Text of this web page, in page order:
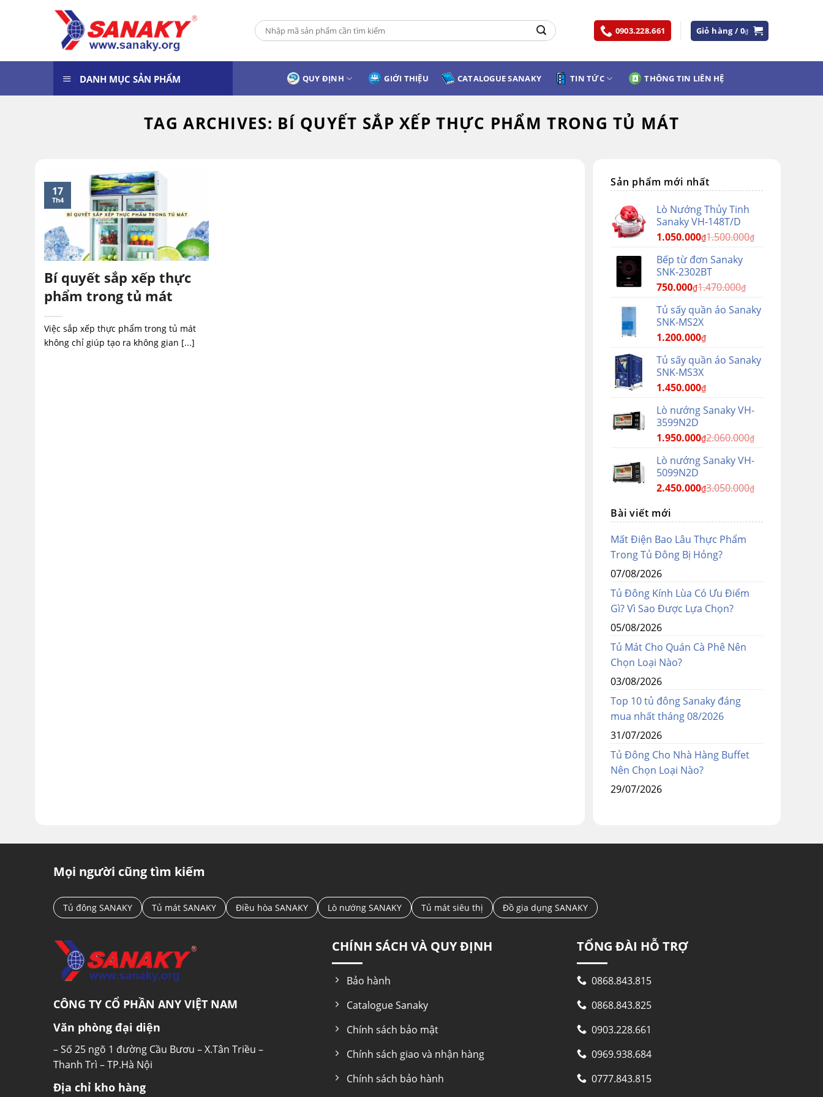
Tìm
kiếm:
0903.228.661 Giỏ hàng /0₫
DANH MỤC SẢN PHẨM QUY ĐỊNH GIỚI THIỆU CATALOGUE SANAKY TIN TỨC THÔNG TIN LIÊN HỆ
TAG ARCHIVES: BÍ QUYẾT SẮP XẾP THỰC PHẨM TRONG TỦ MÁT
Bí quyết sắp xếp thực
phẩm trong tủ mát
Việc sắp xếp thực phẩm trong tủ mát
không chỉ giúp tạo ra không gian [...]
17
Th4
Sản phẩm mới nhất
Lò Nướng Thủy Tinh
Sanaky VH-148T/D
1.050.000₫1.500.000₫
Bếp từ đơn Sanaky
SNK-2302BT
750.000₫1.470.000₫
Tủ sấy quần áo Sanaky
SNK-MS2X
1.200.000₫
Tủ sấy quần áo Sanaky
SNK-MS3X
1.450.000₫
Lò nướng Sanaky VH-
3599N2D
1.950.000₫2.060.000₫
Lò nướng Sanaky VH-
5099N2D
2.450.000₫3.050.000₫
Bài viết mới
Mất Điện Bao Lâu Thực Phẩm
Trong Tủ Đông Bị Hỏng?
07/08/2026
Tủ Đông Kính Lùa Có Ưu Điểm
Gì? Vì Sao Được Lựa Chọn?
05/08/2026
Tủ Mát Cho Quán Cà Phê Nên
Chọn Loại Nào?
03/08/2026
Top 10 tủ đông Sanaky đáng
mua nhất tháng 08/2026
31/07/2026
Tủ Đông Cho Nhà Hàng Buffet
Nên Chọn Loại Nào?
29/07/2026
Mọi người cũng tìm kiếm
Tủ đông SANAKY Tủ mát SANAKY Điều hòa SANAKY Lò nướng SANAKY Tủ mát siêu thị Đồ gia dụng SANAKY
CÔNG TY CỔ PHẦN ANY VIỆT NAM
Văn phòng đại diện
– Số 25 ngõ 1 đường Cầu Bươu – X.Tân Triều –
Thanh Trì – TP.Hà Nội
Địa chỉ kho hàng
CHÍNH SÁCH VÀ QUY ĐỊNH
Bảo hành
Catalogue Sanaky
Chính sách bảo mật
Chính sách giao và nhận hàng
Chính sách bảo hành
TỔNG ĐÀI HỖ TRỢ
0868.843.815
0868.843.825
0903.228.661
0969.938.684
0777.843.815